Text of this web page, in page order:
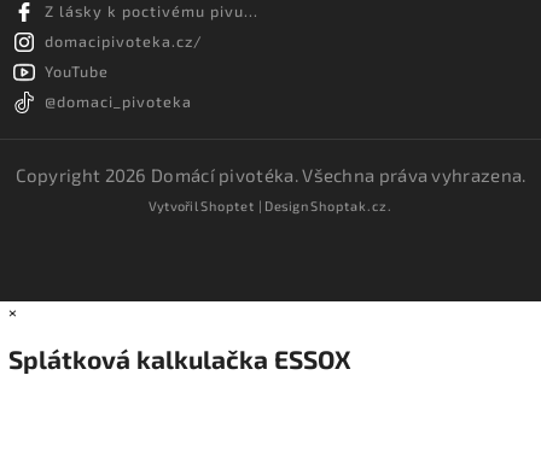
Z lásky k poctivému pivu...
domacipivoteka.cz/
YouTube
@domaci_pivoteka
Copyright 2026 Domácí pivotéka. Všechna práva vyhrazena.
VytvořilShoptet | DesignShoptak.cz.
×
Splátková kalkulačka ESSOX